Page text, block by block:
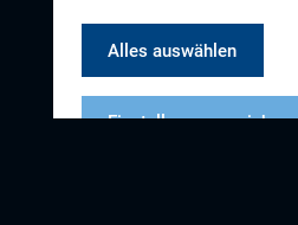
Alles auswählen
Einstellungen speichern